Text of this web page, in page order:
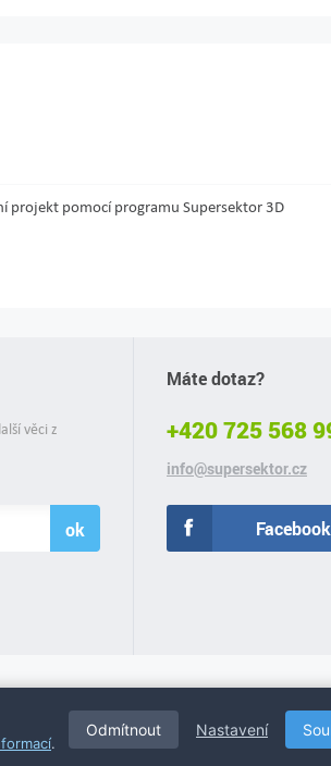
projekt pomocí programu Supersektor 3D
věci z
ok
Máte dotaz?
+420 725 568
info@supersektor.cz
Facebook
.
Odmítnout Nastavení